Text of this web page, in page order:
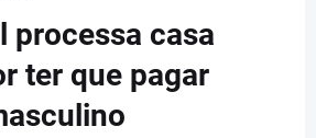
processa casa
ter que pagar